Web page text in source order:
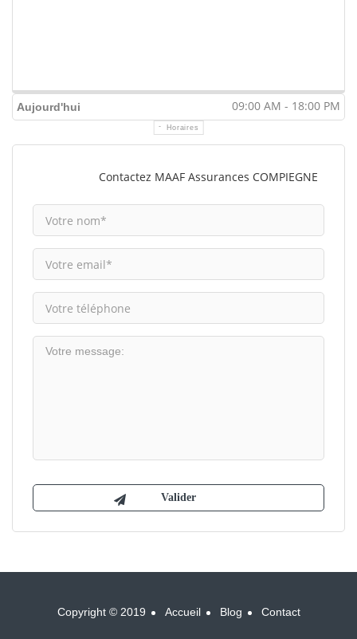
Aujourd'hui 09:00 AM - 18:00 PM
Horaires
Contactez MAAF Assurances COMPIEGNE
Copyright © 2019 Accueil Blog Contact